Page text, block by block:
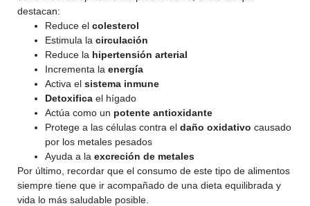
destacan:
Reduce el colesterol
Estimula la circulación
Reduce la hipertensión arterial
Incrementa la energía
Activa el sistema inmune
Detoxifica el hígado
Actúa como un potente antioxidante
Protege a las células contra el daño oxidativo causado
por los metales pesados
Ayuda a la excreción de metales
Por último, recordar que el consumo de este tipo de alimentos
siempre tiene que ir acompañado de una dieta equilibrada y
vida lo más saludable posible.